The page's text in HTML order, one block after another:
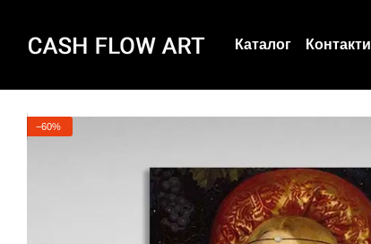
Каталог Контакти
−60%